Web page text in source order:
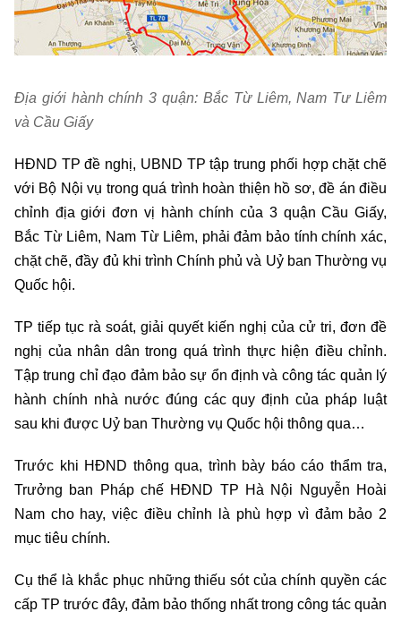
Địa giới hành chính 3 quận: Bắc Từ Liêm, Nam Tư Liêm
và Cầu Giấy
HĐND TP đề nghị, UBND TP tập trung phối hợp chặt chẽ
với Bộ Nội vụ trong quá trình hoàn thiện hồ sơ, đề án điều
chỉnh địa giới đơn vị hành chính của 3 quận Cầu Giấy,
Bắc Từ Liêm, Nam Từ Liêm, phải đảm bảo tính chính xác,
chặt chẽ, đầy đủ khi trình Chính phủ và Uỷ ban Thường vụ
Quốc hội.
TP tiếp tục rà soát, giải quyết kiến nghị của cử tri, đơn đề
nghị của nhân dân trong quá trình thực hiện điều chỉnh.
Tập trung chỉ đạo đảm bảo sự ổn định và công tác quản lý
hành chính nhà nước đúng các quy định của pháp luật
sau khi được Uỷ ban Thường vụ Quốc hội thông qua…
Trước khi HĐND thông qua, trình bày báo cáo thẩm tra,
Trưởng ban Pháp chế HĐND TP Hà Nội Nguyễn Hoài
Nam cho hay, việc điều chỉnh là phù hợp vì đảm bảo 2
mục tiêu chính.
Cụ thể là khắc phục những thiếu sót của chính quyền các
cấp TP trước đây, đảm bảo thống nhất trong công tác quản